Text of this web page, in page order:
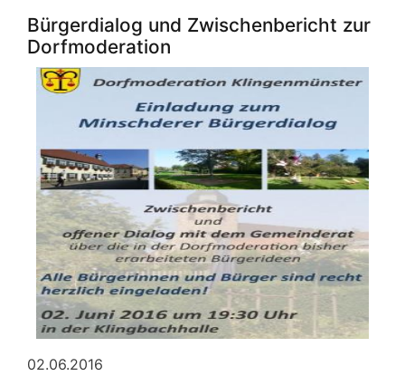
Bürgerdialog und Zwischenbericht zur
Dorfmoderation
02.06.2016